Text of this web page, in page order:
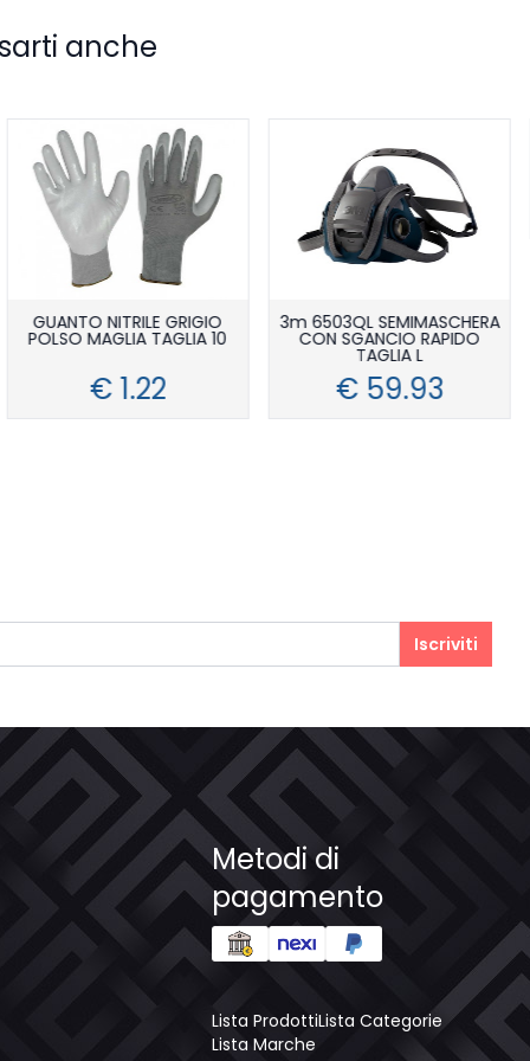
anche
GUANTO NITRILE GRIGIO
POLSO MAGLIA TAGLIA 10
€ 1.22
3m 6503QL SEMIMASCHERA
CON SGANCIO RAPIDO
TAGLIA L
€ 59.93
Iscriviti
Metodi di
pagamento
Lista ProdottiLista Categorie
Lista Marche